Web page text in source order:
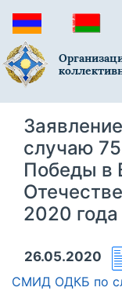
случаю
Победы в
2020 года
26.05.2020
СМИД ОДКБ по